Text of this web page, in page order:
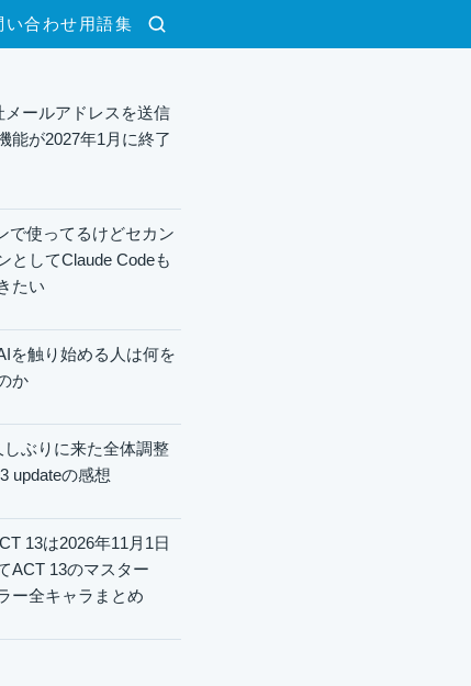
検索
い合わせ 用語集
メールアドレスを送信
能が2027年1月に終了
で使ってるけどセカン
としてClaude Codeも
たい
を触り始める人は何を
か
しぶりに来た全体調整
updateの感想
13は2026年11月1日
ACT 13のマスター
ー全キャラまとめ